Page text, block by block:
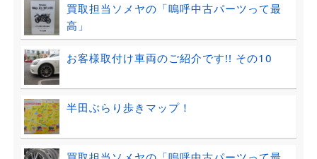
買取担当ソメヤの「嗚呼中古パーツって最
高」
お客様取付け車両のご紹介です!! その10
半田ぶらり歩きマップ！